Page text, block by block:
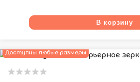
В корзину
Доступны любые размеры